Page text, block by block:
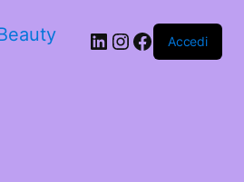
LinkedIn
Instagram
Facebook
Accedi